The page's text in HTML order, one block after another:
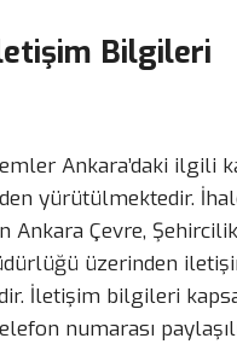
Bilgileri
Ankara’daki ilgili
yürütülmektedir.
Ankara Çevre,
üzerinden
İletişim bilgileri
numarası